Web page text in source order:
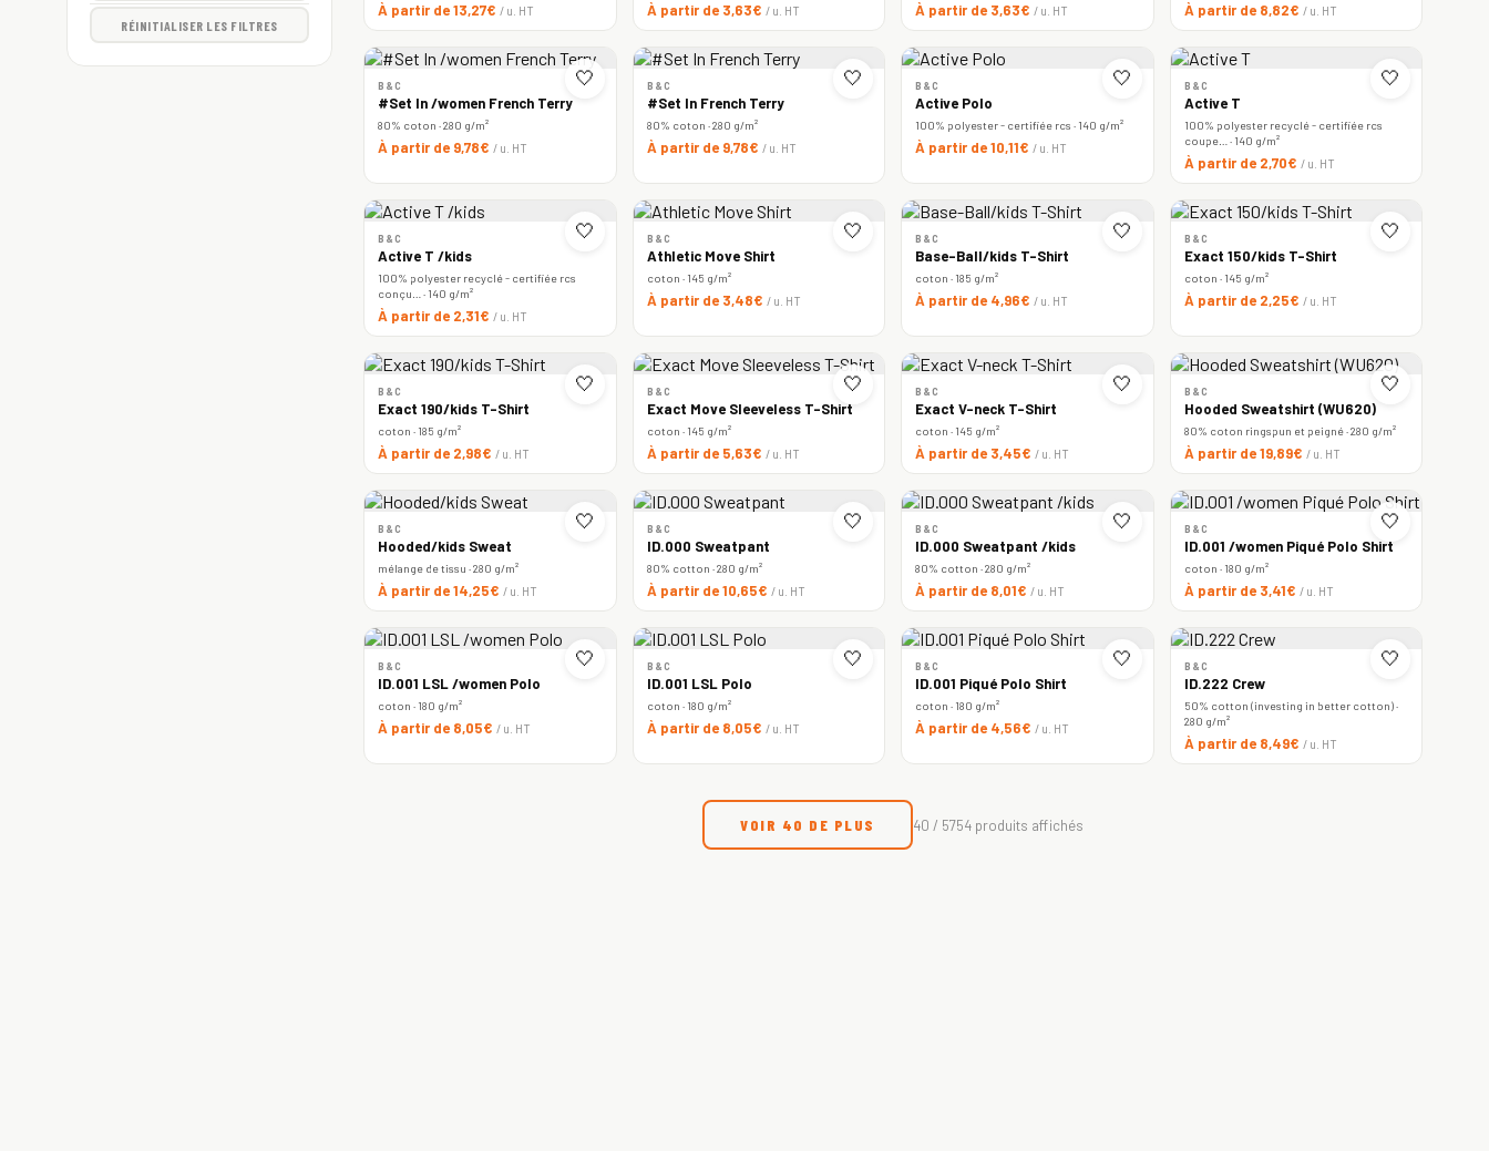
RÉINITIALISER LES FILTRES
À partir de 13,27€ / u. HT À partir de 3,63€ / u. HT À partir de 3,63€ / u. HT À partir de 8,82€ / u. HT
🤍
B&C
#Set In /women French Terry
80% coton · 280 g/m²
À partir de 9,78€ / u. HT
🤍
B&C
#Set In French Terry
80% coton · 280 g/m²
À partir de 9,78€ / u. HT
🤍
B&C
Active Polo
100% polyester - certifiée rcs · 140 g/m²
À partir de 10,11€ / u. HT
🤍
B&C
Active T
100% polyester recyclé - certifiée rcs
coupe… · 140 g/m²
À partir de 2,70€ / u. HT
🤍
B&C
Active T /kids
100% polyester recyclé - certifiée rcs
conçu… · 140 g/m²
À partir de 2,31€ / u. HT
🤍
B&C
Athletic Move Shirt
coton · 145 g/m²
À partir de 3,48€ / u. HT
🤍
B&C
Base-Ball/kids T-Shirt
coton · 185 g/m²
À partir de 4,96€ / u. HT
🤍
B&C
Exact 150/kids T-Shirt
coton · 145 g/m²
À partir de 2,25€ / u. HT
🤍
B&C
Exact 190/kids T-Shirt
coton · 185 g/m²
À partir de 2,98€ / u. HT
🤍
B&C
Exact Move Sleeveless T-Shirt
coton · 145 g/m²
À partir de 5,63€ / u. HT
🤍
B&C
Exact V-neck T-Shirt
coton · 145 g/m²
À partir de 3,45€ / u. HT
🤍
B&C
Hooded Sweatshirt (WU620)
80% coton ringspun et peigné · 280 g/m²
À partir de 19,89€ / u. HT
🤍
B&C
Hooded/kids Sweat
mélange de tissu · 280 g/m²
À partir de 14,25€ / u. HT
🤍
B&C
ID.000 Sweatpant
80% cotton · 280 g/m²
À partir de 10,65€ / u. HT
🤍
B&C
ID.000 Sweatpant /kids
80% cotton · 280 g/m²
À partir de 8,01€ / u. HT
🤍
B&C
ID.001 /women Piqué Polo Shirt
coton · 180 g/m²
À partir de 3,41€ / u. HT
🤍
B&C
ID.001 LSL /women Polo
coton · 180 g/m²
À partir de 8,05€ / u. HT
🤍
B&C
ID.001 LSL Polo
coton · 180 g/m²
À partir de 8,05€ / u. HT
🤍
B&C
ID.001 Piqué Polo Shirt
coton · 180 g/m²
À partir de 4,56€ / u. HT
🤍
B&C
ID.222 Crew
50% cotton (investing in better cotton) ·
280 g/m²
À partir de 8,49€ / u. HT
VOIR 40 DE PLUS 40 / 5754 produits affichés